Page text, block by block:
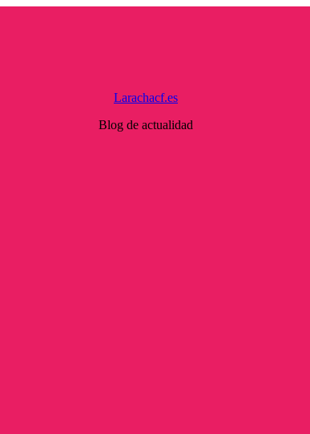
Larachacf.es
Blog de actualidad